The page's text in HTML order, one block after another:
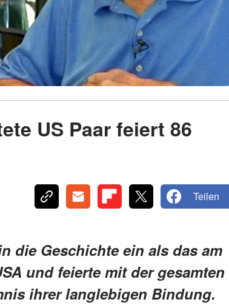
US Paar feiert 86
Teilen
die Geschichte ein als das am
und feierte mit der gesamten
ihrer langlebigen Bindung.